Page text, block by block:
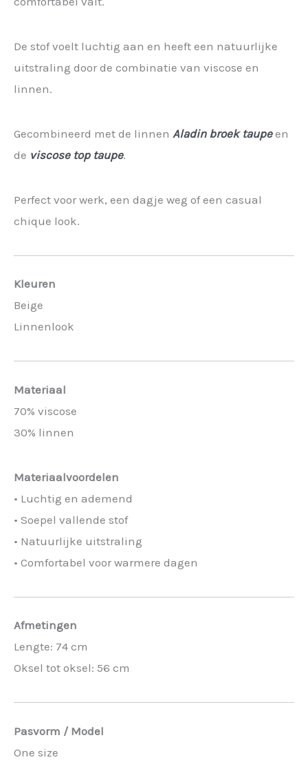
De stof voelt luchtig aan en heeft een natuurlijke
uitstraling door de combinatie van viscose en
linnen.
Gecombineerd met de linnen Aladin broek taupeen
de viscose top taupe.
Perfect voor werk, een dagje weg of een casual
chique look.
Kleuren
Beige
Linnenlook
Materiaal
70% viscose
30% linnen
Materiaalvoordelen
• Luchtig en ademend
• Soepel vallende stof
• Natuurlijke uitstraling
• Comfortabel voor warmere dagen
Afmetingen
Lengte: 74 cm
Oksel tot oksel: 56 cm
Pasvorm / Model
One size